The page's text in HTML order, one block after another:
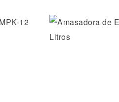
Añadir a la lista